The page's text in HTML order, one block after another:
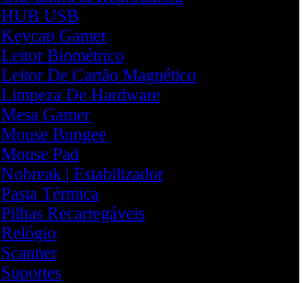
HUB USB
Keycap Gamer
Leitor Biométrico
Leitor De Cartão Magnético
Limpeza De Hardware
Mesa Gamer
Mouse Bungee
Mouse Pad
Nobreak | Estabilizador
Pasta Térmica
Pilhas Recarregáveis
Relógio
Scanner
Suportes